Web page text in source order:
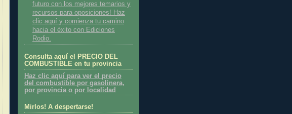
futuro con los mejores temarios y
recursos para oposiciones! Haz
clic aquí y comienza tu camino
hacia el éxito con Ediciones
Rodio.
Consulta aquí el PRECIO DEL
COMBUSTIBLE en tu provincia
Haz clic aquí para ver el precio
del combustible por gasolinera,
por provincia o por localidad
Mirlos! A despertarse!